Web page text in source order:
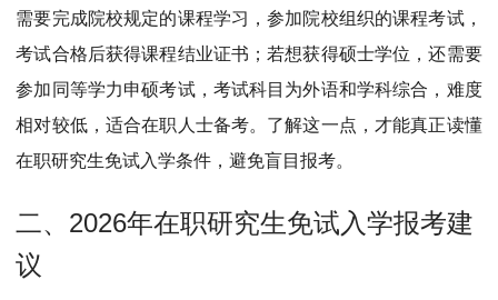
需要完成院校规定的课程学习，参加院校组织的课程考试，
考试合格后获得课程结业证书；若想获得硕士学位，还需要
参加同等学力申硕考试，考试科目为外语和学科综合，难度
相对较低，适合在职人士备考。了解这一点，才能真正读懂
在职研究生免试入学条件，避免盲目报考。
二、2026年在职研究生免试入学报考建
议